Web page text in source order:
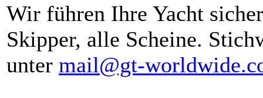
Wir führen Ihre Yacht
Skipper, alle Scheine.
unter mail@gt-